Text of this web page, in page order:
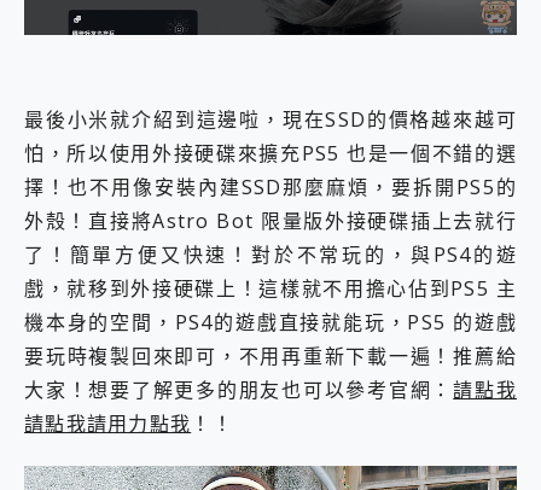
最後小米就介紹到這邊啦，現在SSD的價格越來越可
怕，所以使用外接硬碟來擴充PS5 也是一個不錯的選
擇！也不用像安裝內建SSD那麼麻煩，要拆開PS5的
外殼！直接將Astro Bot 限量版外接硬碟插上去就行
了！簡單方便又快速！對於不常玩的，與PS4的遊
戲，就移到外接硬碟上！這樣就不用擔心佔到PS5 主
機本身的空間，PS4的遊戲直接就能玩，PS5 的遊戲
要玩時複製回來即可，不用再重新下載一遍！推薦給
大家！想要了解更多的朋友也可以參考官網：請點我
請點我請用力點我 ！！